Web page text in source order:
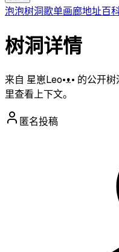
泡泡树洞歌单画廊地址百
树洞详情
来自 星崽Leo•ᴥ• 的公开
里查看上下文。
匿名投稿